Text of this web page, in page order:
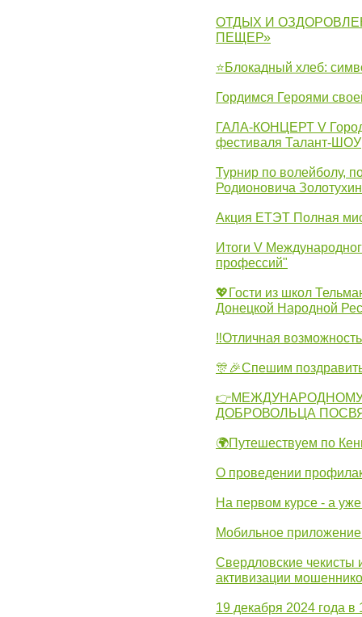
ОТДЫХ И
ПЕЩЕР»
⭐Блокадный хлеб:
Гордимся Героями
ГАЛА-КОНЦЕРТ V
фестиваля Талант-ШОУ
Турнир по волейболу,
Родионовича
Акция ЕТЭТ Полная
Итоги V
профессий"
💖Гости из школ
Донецкой Народной
‼Отличная
🎊🎉Спешим
ДОБРОВОЛЬЦА
🌍Путешествуем по
О проведении
На первом курсе - а
Мобильное
Свердловские
активизации
19 декабря 2024 года